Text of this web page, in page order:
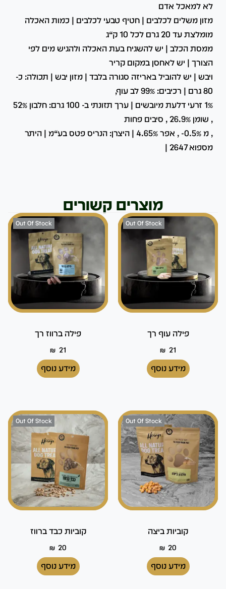
לא למאכל אדם
מזון משלים לכלבים | חטיף טבעי לכלבים | כמות האכלה
מומלצת עד 20 גרם לכל 10 ק“ג
ממסת הכלב | יש להשגיח בעת האכלה ולהגיש מים לפי
הצורך | יש לאחסן במקום קריר
ויבש | יש להוביל באריזה סגורה בלבד | מזון יבש | תכולה: כ-
80 גרם | רכיבים: 99% לב עוף,
1% זרעי דלעת מיובשים | ערך תזונתי ב- 100 גרם: חלבון 52%
, שומן 26.9% , סיבים פחות
, מ 0.5%- , אפר 4.65% | היצרן: הנריס פטס בע“מ | היתר
מספוא 2647 |
מוצרים קשורים
Out Of Stock
פילה עוף רך
₪ 21
מידע נוסף
Out Of Stock
פילה ברווז רך
₪ 21
מידע נוסף
Out Of Stock
קוביות ביצה
₪ 20
מידע נוסף
Out Of Stock
קוביות כבד ברווז
₪ 20
מידע נוסף